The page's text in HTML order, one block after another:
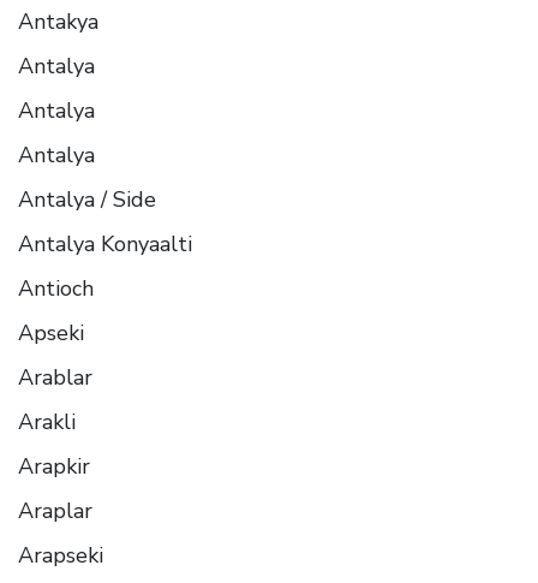
Antakya
Antalya
Antalya
Antalya
Antalya / Side
Antalya Konyaalti
Antioch
Apseki
Arablar
Arakli
Arapkir
Araplar
Arapseki